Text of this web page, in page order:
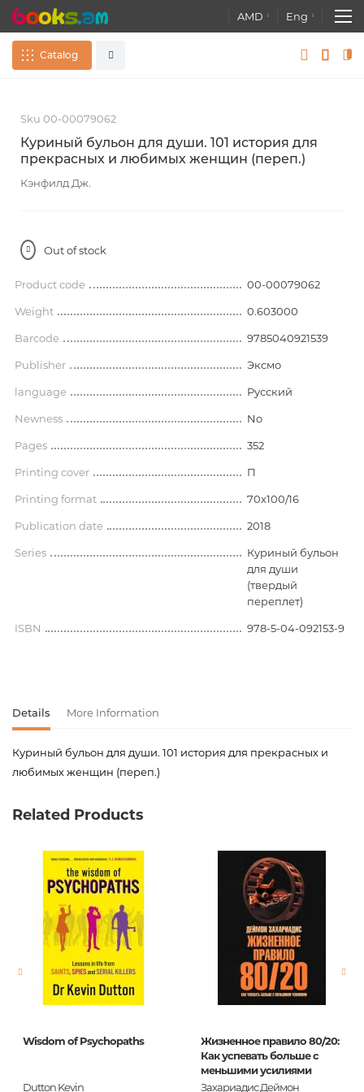
AMD Eng
Catalog
Advanced search
Books
Atlases. Maps. Globes
Educational games, toys
Wallpapers
gallery
Sku 00-00079062
Куриный бульон для души. 101 история для
прекрасных и любимых женщин (переп.)
Кэнфилд Дж.
Out of stock
Product code 00-00079062
Weight 0.603000
Barcode 9785040921539
Publisher Эксмо
language Русский
Newness No
Pages 352
Printing cover П
Printing format 70x100/16
Publication date 2018
Series
Куриный бульон
для души
(твердый
переплет)
ISBN 978-5-04-092153-9
Details More Information
Куриный бульон для души. 101 история для прекрасных и
любимых женщин (переп.)
Weight
Эксмо
language Русский
Newness No
Pages 352
Printing cover П
Publication date 2018
Куриный бульон
Related Products
Wisdom of Psychopaths
Dutton Kevin
Жизненное правило 80/20:
Как успевать больше с
меньшими усилиями
Захариадис Деймон